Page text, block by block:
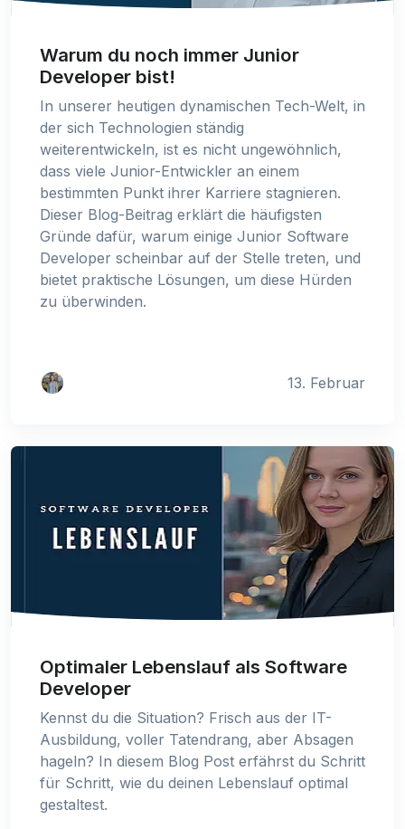
Warum du noch immer Junior
Developer bist!
In unserer heutigen dynamischen Tech-Welt, in
der sich Technologien ständig
weiterentwickeln, ist es nicht ungewöhnlich,
dass viele Junior-Entwickler an einem
bestimmten Punkt ihrer Karriere stagnieren.
Dieser Blog-Beitrag erklärt die häufigsten
Gründe dafür, warum einige Junior Software
Developer scheinbar auf der Stelle treten, und
bietet praktische Lösungen, um diese Hürden
zu überwinden.
13. Februar
Optimaler Lebenslauf als Software
Developer
Kennst du die Situation? Frisch aus der IT-
Ausbildung, voller Tatendrang, aber Absagen
hageln? In diesem Blog Post erfährst du Schritt
für Schritt, wie du deinen Lebenslauf optimal
gestaltest.